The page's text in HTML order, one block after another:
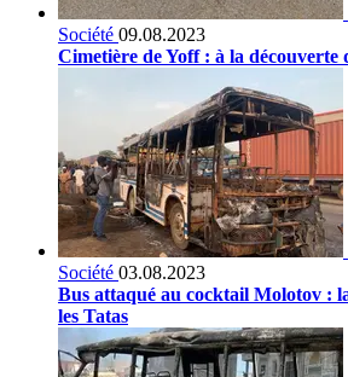
Société 09.08.2023
Cimetière de Yoff : à la découverte
Société 03.08.2023
Bus attaqué au cocktail Molotov :
les Tatas